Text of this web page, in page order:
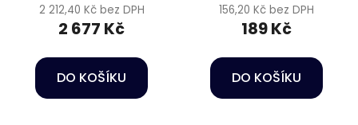
2 212,40 Kč bez DPH
2 677 Kč
DO KOŠÍKU
156,20 Kč bez DPH
189 Kč
DO KOŠÍKU